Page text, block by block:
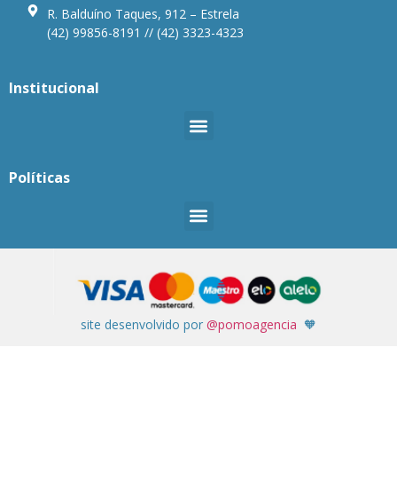
R. Balduíno Taques, 912 – Estrela
(42) 99856-8191 // (42) 3323-4323
Institucional
Políticas
site desenvolvido por @pomoagencia 🧡